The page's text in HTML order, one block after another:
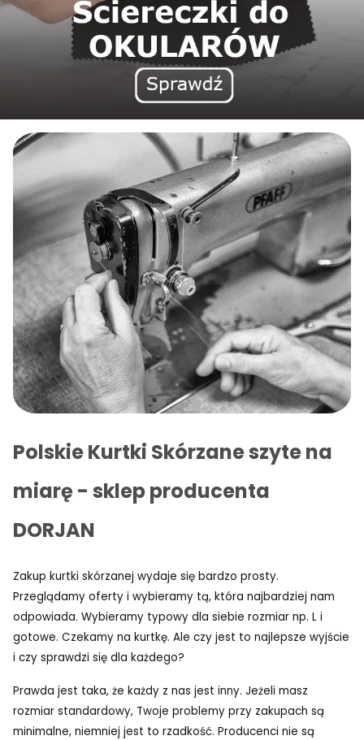
Polskie Kurtki Skórzane szyte na
miarę - sklep producenta
DORJAN
Zakup kurtki skórzanej wydaje się bardzo prosty.
Przeglądamy oferty i wybieramy tą, która najbardziej nam
odpowiada. Wybieramy typowy dla siebie rozmiar np. L i
gotowe. Czekamy na kurtkę. Ale czy jest to najlepsze wyjście
i czy sprawdzi się dla każdego?
Prawda jest taka, że każdy z nas jest inny. Jeżeli masz
rozmiar standardowy, Twoje problemy przy zakupach są
minimalne, niemniej jest to rzadkość. Producenci nie są